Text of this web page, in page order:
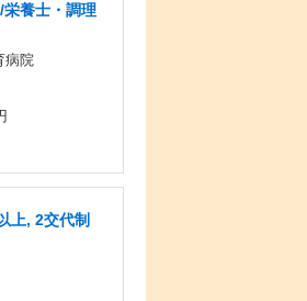
養士・調理
病院
上, 2交代制